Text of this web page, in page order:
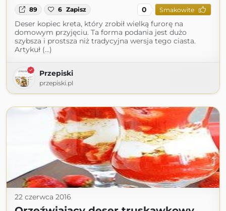
89 6 Zapisz 0 Smakowite
Deser kopiec kreta, który zrobił wielką furorę na
domowym przyjęciu. Ta forma podania jest dużo
szybsza i prostsza niż tradycyjna wersja tego ciasta.
Artykuł (...)
Przepiski
przepiski.pl
22 czerwca 2016